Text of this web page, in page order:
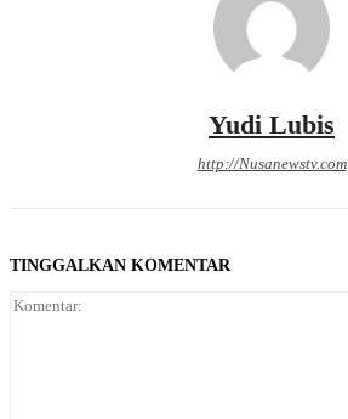
Yudi Lubis
http://Nusanewstv.com
TINGGALKAN KOMENTAR